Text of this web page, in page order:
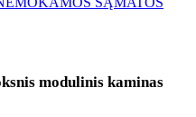
modulinis kaminas